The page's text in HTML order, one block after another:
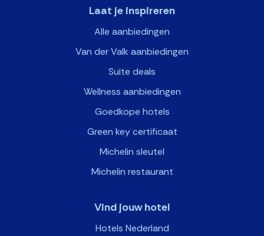
Laat je inspireren
Alle aanbiedingen
Van der Valk aanbiedingen
Suite deals
Wellness aanbiedingen
Goedkope hotels
Green key certificaat
Michelin sleutel
Michelin restaurant
Vind jouw hotel
Hotels Nederland